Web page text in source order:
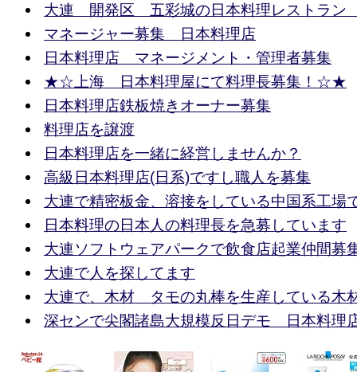
大連 開発区 五彩城の日本料理レストラン
マネージャー募集 日本料理店
日本料理店 マネージメント・管理者募集
★☆上海 日本料理屋にて料理長募集！☆★
日本料理店鉄板焼きオーナー募集
料理店を譲渡
日本料理店を一緒に経営しませんか？
高級日本料理店(日系)ですし職人を募集
大連で精密板金、溶接をしている中国系工場
日本料理の日本人の料理長を急募しています
大連ソフトウェアパークで飲食店起業仲間募
大連で人を探してます
大連で、木材 タモの丸棒を生産している木
深センで尖閣諸島大規模反日デモ 日本料理